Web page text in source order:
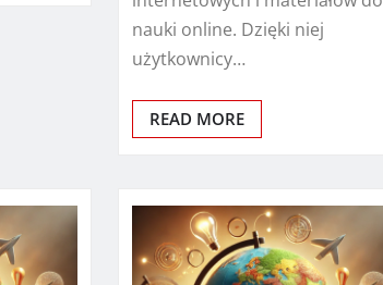
nauki online. Dzięki niej
użytkownicy…
READ MORE